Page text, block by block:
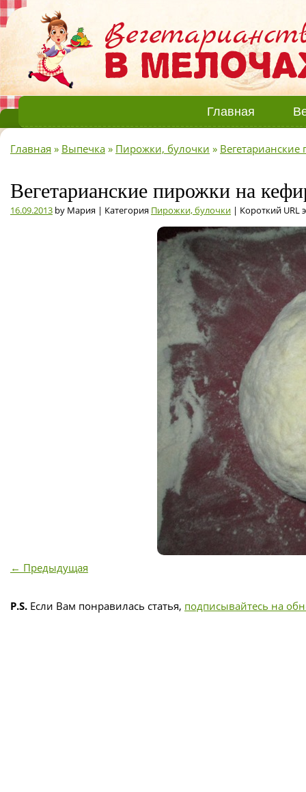
Главная
Главная » Выпечка » Пирожки, булочки »
Вегетарианские пирожки на
16.09.2013 by Мария | Категория Пирожки, булочки | Короткий URL
← Предыдущая
P.S. Если Вам понравилась статья, подписывайтесь на